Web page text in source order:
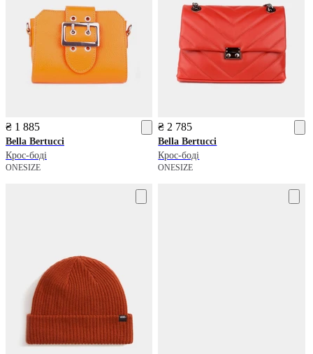
₴ 1 885
Bella Bertucci
Крос-боді
ONESIZE
₴ 2 785
Bella Bertucci
Крос-боді
ONESIZE